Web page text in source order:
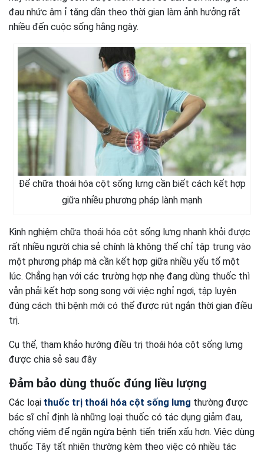
đau nhức âm ỉ tăng dần theo thời gian làm ảnh hưởng rất
nhiều đến cuộc sống hằng ngày.
Để chữa thoái hóa cột sống lưng cần biết cách kết hợp
giữa nhiều phương pháp lành mạnh
Kinh nghiệm chữa thoái hóa cột sống lưng nhanh khỏi được
rất nhiều người chia sẻ chính là không thể chỉ tập trung vào
một phương pháp mà cần kết hợp giữa nhiều yếu tố một
lúc. Chẳng hạn với các trường hợp nhẹ đang dùng thuốc thì
vẫn phải kết hợp song song với việc nghỉ ngơi, tập luyện
đúng cách thì bệnh mới có thể được rút ngắn thời gian điều
trị.
Cụ thể, tham khảo hướng điều trị thoái hóa cột sống lưng
được chia sẻ sau đây
Đảm bảo dùng thuốc đúng liều lượng
Các loại thuốc trị thoái hóa cột sống lưng thường được
bác sĩ chỉ định là những loại thuốc có tác dụng giảm đau,
chống viêm để ngăn ngừa bệnh tiến triển xấu hơn. Việc dùng
thuốc Tây tất nhiên thường kèm theo việc có nhiều tác